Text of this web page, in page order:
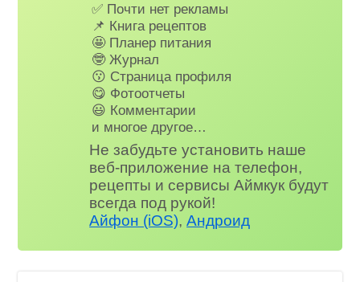
✅ Почти нет рекламы
📌 Книга рецептов
🤩 Планер питания
🤓 Журнал
😗 Страница профиля
😋 Фотоотчеты
😃 Комментарии
и многое другое…
Не забудьте установить наше
веб-приложение на телефон,
рецепты и сервисы Аймкук будут
всегда под рукой!
Айфон (iOS),Андроид